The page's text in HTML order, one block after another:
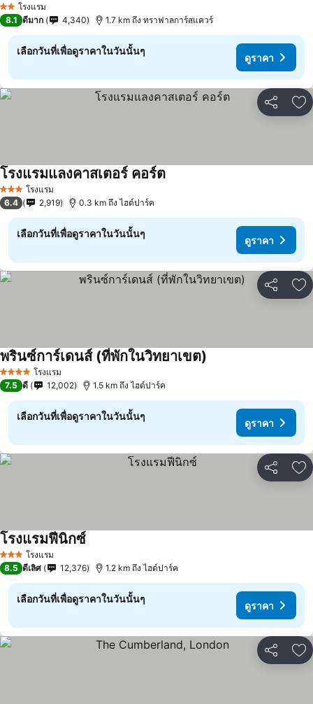
2 ดาวโรงแรม
8.1 ดีมาก 4,340 1.7 km ถึง ทราฟาลการ์สแควร์
เลือกวันที่เพื่อดูราคาในวันนั้นๆ
ดูราคา
แชร์ เ
3 ดาว โรงแรม
โรงแรมแลงคาสเตอร์ คอร์ต
6.4 2,919 0.3 km ถึง ไฮด์ปาร์ค
เลือกวันที่เพื่อดูราคาในวันนั้นๆ
ดูราคา
แชร์ เ
4 ดาว โรงแรม
พรินซ์การ์เดนส์ (ที่พักในวิทยาเขต)
7.5 ดี 12,002 1.5 km ถึง ไฮด์ปาร์ค
เลือกวันที่เพื่อดูราคาในวันนั้นๆ
ดูราคา
แชร์ เ
3 ดาว โรงแรม
โรงแรมฟีนิกซ์
8.5 ดีเลิศ 12,376 1.2 km ถึง ไฮด์ปาร์ค
เลือกวันที่เพื่อดูราคาในวันนั้นๆ
ดูราคา
แชร์ เ